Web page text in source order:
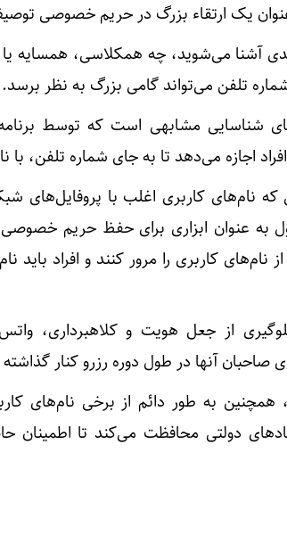
یک ارتقاء بزرگ در حریم خصوصی
آشنا می‌شوید، چه همکلاسی، همسایه
تلفن می‌تواند گامی بزرگ به نظر
شناسایی مشابهی است که توسط
اجازه می‌دهد تا به جای شماره تلفن، با
نام‌های کاربری اغلب با پروفایل‌های
به عنوان ابزاری برای حفظ حریم
نام‌های کاربری را مرور کنند و افراد
از جعل هویت و کلاهبرداری،
صاحبان آنها در طول دوره رزرو کنار
به طور دائم از برخی نام‌های
دولتی محافظت می‌کند تا